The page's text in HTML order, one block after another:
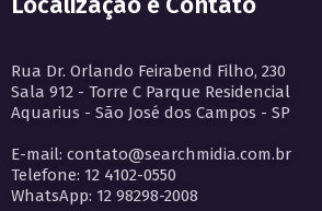
Rua Dr. Orlando Feirabend Filho, 230
Sala 912 - Torre C Parque Residencial
Aquarius - São José dos Campos - SP
E-mail: contato@searchmidia.com.br
Telefone: 12 4102-0550
WhatsApp: 12 98298-2008